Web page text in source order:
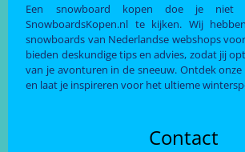
Een snowboard kopen doe je niet
SnowboardsKopen.nl te kijken. Wij
snowboards van Nederlandse webshops
bieden deskundige tips en advies, zodat jij
van je avonturen in de sneeuw. Ontdek
en laat je inspireren voor het ultieme
Contact